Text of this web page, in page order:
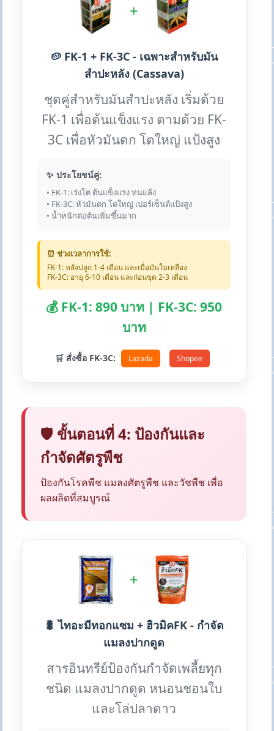
+
🥔 FK-1 + FK-3C - เฉพาะสำหรับมัน
สำปะหลัง (Cassava)
ชุดคู่สำหรับมันสำปะหลัง เริ่มด้วย
FK-1 เพื่อต้นแข็งแรง ตามด้วย FK-
3C เพื่อหัวมันดก โตใหญ่ แป้งสูง
✨ ประโยชน์คู่:
• FK-1: เร่งโต ต้นแข็งแรง ทนแล้ง
• FK-3C: หัวมันดก โตใหญ่ เปอร์เซ็นต์แป้งสูง
• น้ำหนักต่อต้นเพิ่มขึ้นมาก
⏰ ช่วงเวลาการใช้:
FK-1: หลังปลูก 1-4 เดือน และเมื่อมันใบเหลือง
FK-3C: อายุ 6-10 เดือน และก่อนขุด 2-3 เดือน
💰 FK-1: 890 บาท | FK-3C: 950
บาท
🛒 สั่งซื้อ FK-3C: Lazada Shopee
🛡️ ขั้นตอนที่ 4: ป้องกันและ
กำจัดศัตรูพืช
ป้องกันโรคพืช แมลงศัตรูพืช และวัชพืช เพื่อ
ผลผลิตที่สมบูรณ์
+
🐛 ไทอะมีทอกแซม + ฮิวมิคFK - กำจัด
แมลงปากดูด
สารอินทรีย์ป้องกันกำจัดเพลี้ยทุก
ชนิด แมลงปากดูด หนอนชอนใบ
และโล่ปลาดาว